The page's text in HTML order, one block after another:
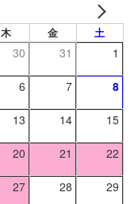
木 金 土
30 31 1
6 7 8
13 14 15
20 21 22
27 28 29